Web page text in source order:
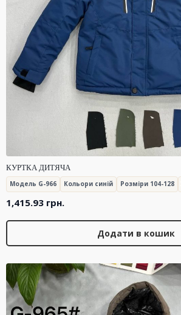
КУРТКА ДИТЯЧА
Модель G-966 Кольори синій Розміри 104-128
1,415.93 грн.
Додати в кошик